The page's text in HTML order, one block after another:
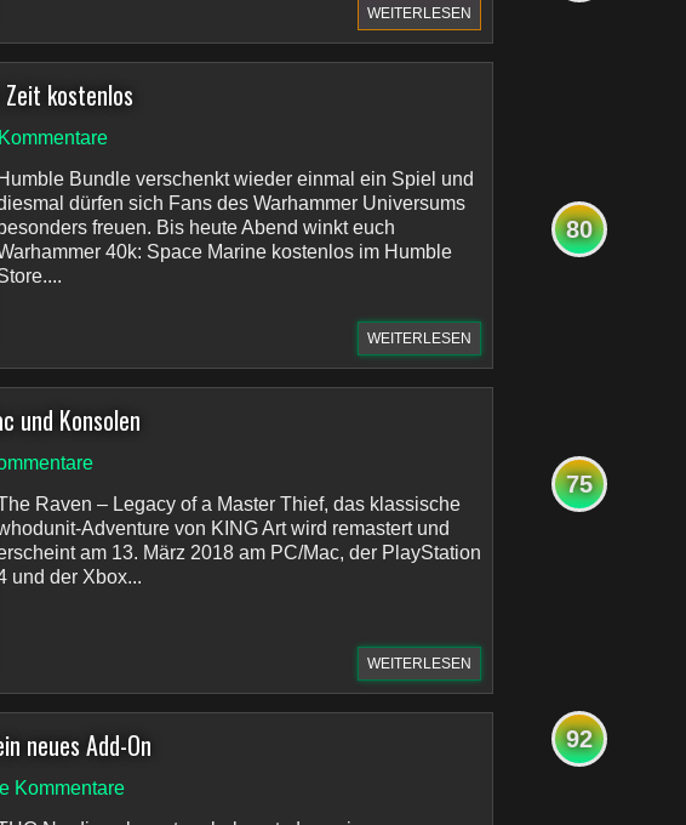
WEITERLESEN
kostenlos
Humble Bundle verschenkt wieder einmal ein Spiel und
dürfen sich Fans des Warhammer Universums
besonders freuen. Bis heute Abend winkt euch
40k: Space Marine kostenlos im Humble
WEITERLESEN
und Konsolen
Raven – Legacy of a Master Thief, das klassische
Adventure von KING Art wird remastert und
am 13. März 2018 am PC/Mac, der PlayStation
und der Xbox...
WEITERLESEN
neues Add-On
Kommentare
80
75
92